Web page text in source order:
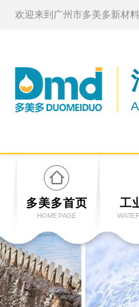
欢迎来到广州市多美多新材
多美多首页
HOME PAGE
工